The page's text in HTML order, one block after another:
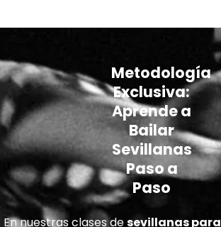
Metodología
Exclusiva:
Aprende a
Bailar
Sevillanas
Paso a
Paso
En nuestras clases desevillanas para